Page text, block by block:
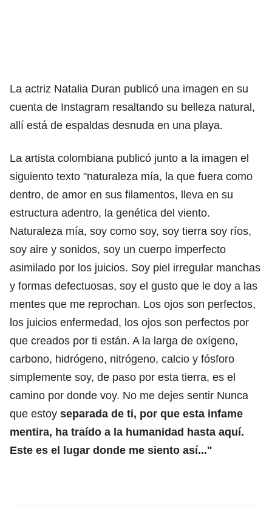
La actriz Natalia Duran publicó una imagen en su
cuenta de Instagram resaltando su belleza natural,
allí está de espaldas desnuda en una playa.
La artista colombiana publicó junto a la imagen el
siguiento texto "naturaleza mía, la que fuera como
dentro, de amor en sus filamentos, lleva en su
estructura adentro, la genética del viento.
Naturaleza mía, soy como soy, soy tierra soy ríos,
soy aire y sonidos, soy un cuerpo imperfecto
asimilado por los juicios. Soy piel irregular manchas
y formas defectuosas, soy el gusto que le doy a las
mentes que me reprochan. Los ojos son perfectos,
los juicios enfermedad, los ojos son perfectos por
que creados por ti están. A la larga de oxígeno,
carbono, hidrógeno, nitrógeno, calcio y fósforo
simplemente soy, de paso por esta tierra, es el
camino por donde voy. No me dejes sentir Nunca
que estoy separada de ti, por que esta infame
mentira, ha traído a la humanidad hasta aquí.
Este es el lugar donde me siento así..."